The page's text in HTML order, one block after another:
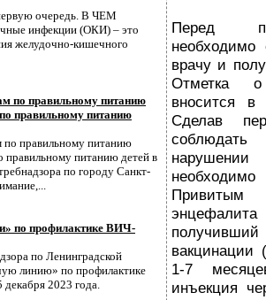
очередь. В ЧЕМ
инфекции (ОКИ) – это
желудочно-кишечного
по правильному питанию
правильному питанию
по правильному питанию
правильному питанию детей в
по городу Санкт-
по профилактике ВИЧ-
по Ленинградской
линию» по профилактике
2023 года.
Перед
необходимо
врачу и
Отметка о
вносится в
Сделав
соблюдать
нарушении
вакцинации
1-7
инъекция